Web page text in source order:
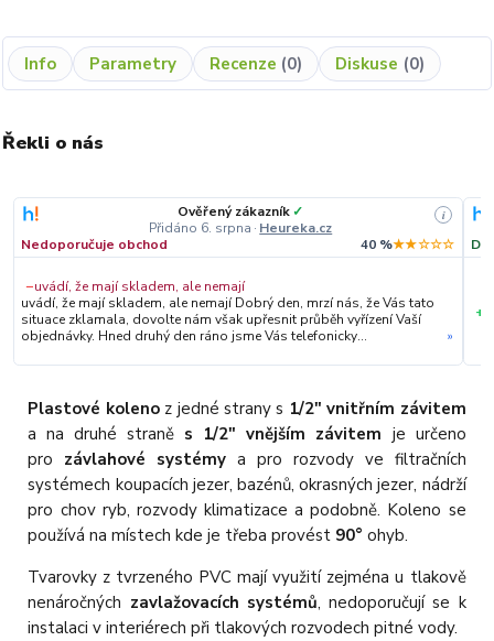
Info Parametry Recenze 0 Diskuse 0
Řekli o nás
Ověřený zákazník✓
Přidáno 6. srpna · Heureka.cz
i
Nedoporučuje obchod 40 %★★☆☆☆
−uvádí, že mají skladem, ale nemají
uvádí, že mají skladem, ale nemají Dobrý den, mrzí nás, že Vás tato
situace zklamala, dovolte nám však upřesnit průběh vyřízení Vaší
objednávky. Hned druhý den ráno jsme Vás telefonicky
zboží a ještě prověřovali jeho dostupnost přímo u dodavatele.
stornovat. O všem jsme Vás obratem informovali a náležitě se
omluvili. Zakládáme si na férovém a rychlém jednání. O to více nás
mrzí, že i přes naši okamžitou reakci, osobní telefonát a maximální
snahu náš obchod nedoporučujete. Věříme, že nám v budoucnu
dáte příležitost přesvědčit Vás o kvalitě našich služeb. Tým
OZY.market
»
+
Plastové koleno z jedné strany s 1/2" vnitřním závitem
a na druhé straně s 1/2" vnějším závitem je určeno
pro závlahové systémy a pro rozvody ve filtračních
systémech koupacích jezer, bazénů, okrasných jezer, nádrží
pro chov ryb, rozvody klimatizace a podobně. Koleno se
používá na místech kde je třeba provést 90°ohyb.
Tvarovky z tvrzeného PVC mají využití zejména u tlakově
nenáročných zavlažovacích systémů, nedoporučují se k
instalaci v interiérech při tlakových rozvodech pitné vody.